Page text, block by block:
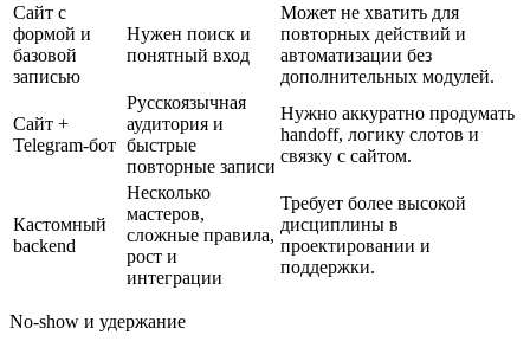
Сайт с
формой и
базовой
записью
Нужен поиск и
понятный вход
Может не хватить для
повторных действий и
автоматизации без
дополнительных модулей.
Сайт +
Telegram-бот
Русскоязычная
аудитория и
быстрые
повторные записи
Нужно аккуратно продумать
handoff, логику слотов и
связку с сайтом.
Кастомный
backend
Несколько
мастеров,
сложные правила,
рост и
интеграции
Требует более высокой
дисциплины в
проектировании и
поддержки.
No-show и удержание